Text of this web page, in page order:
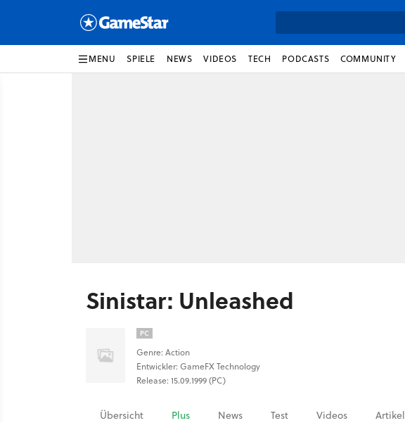
MENU SPIELE NEWS VIDEOS TECH PODCASTS COMMUNITY
Sinistar: Unleashed
PC
Genre: Action
Entwickler: GameFX Technology
Release: 15.09.1999 (PC)
Übersicht Plus News Test Videos Artikel